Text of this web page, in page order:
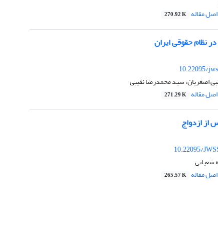
اصل مقاله 270.92 K
نظام حقوقی ایران
10.22095/
اصغریان، سید محمدرضا نقیبی
اصل مقاله 271.29 K
از ازدواج
10.22095/
شعبانی
اصل مقاله 265.57 K